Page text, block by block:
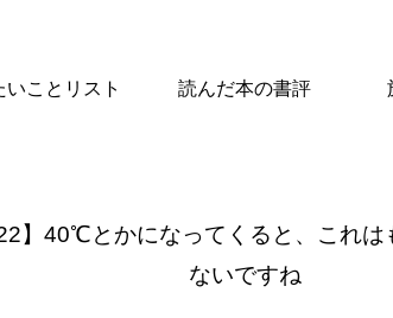
いことリスト 読んだ本の書評
】40℃とかになってくると、これ
ないですね